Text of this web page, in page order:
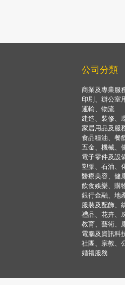
公司分類
商業及專業服
印刷、辦公室
運輸、物流
建造、裝修、
家居用品及服
食品糧油、餐
五金、機械、
電子零件及設
塑膠、石油、
醫療美容、健
飲食娛樂、購
銀行金融、地
服裝及配飾、
禮品、花卉、
教育、藝術、
電腦及資訊科
社團、宗教、
婚禮服務